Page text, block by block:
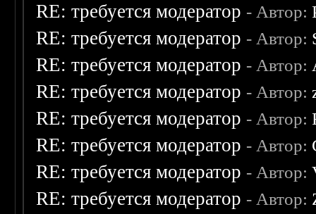
RE: требуется модератор - Автор:
RE: требуется модератор - Автор:
RE: требуется модератор - Автор:
RE: требуется модератор - Автор:
RE: требуется модератор - Автор:
RE: требуется модератор - Автор:
RE: требуется модератор - Автор:
RE: требуется модератор - Автор: